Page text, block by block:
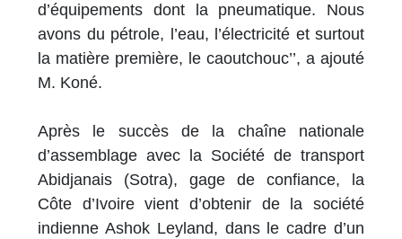
d’équipements dont la pneumatique. Nous
avons du pétrole, l’eau, l’électricité et surtout
la matière première, le caoutchouc’’, a ajouté
M. Koné.
Après le succès de la chaîne nationale
d’assemblage avec la Société de transport
Abidjanais (Sotra), gage de confiance, la
Côte d’Ivoire vient d’obtenir de la société
indienne Ashok Leyland, dans le cadre d’un